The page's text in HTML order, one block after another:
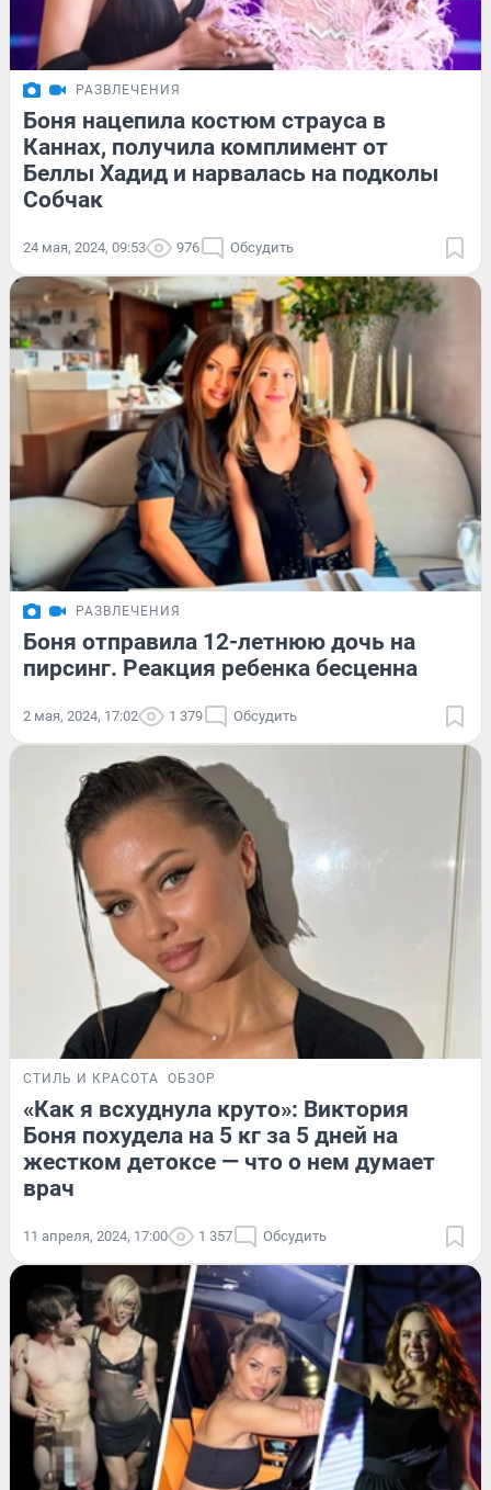
РАЗВЛЕЧЕНИЯ
Боня нацепила костюм страуса в
Каннах, получила комплимент от
Беллы Хадид и нарвалась на подколы
Собчак
24 мая, 2024, 09:53 976 Обсудить
РАЗВЛЕЧЕНИЯ
Боня отправила 12-летнюю дочь на
пирсинг. Реакция ребенка бесценна
2 мая, 2024, 17:02 1 379 Обсудить
СТИЛЬ И КРАСОТА ОБЗОР
«Как я всхуднула круто»: Виктория
Боня похудела на 5 кг за 5 дней на
жестком детоксе — что о нем думает
врач
11 апреля, 2024, 17:00 1 357 Обсудить